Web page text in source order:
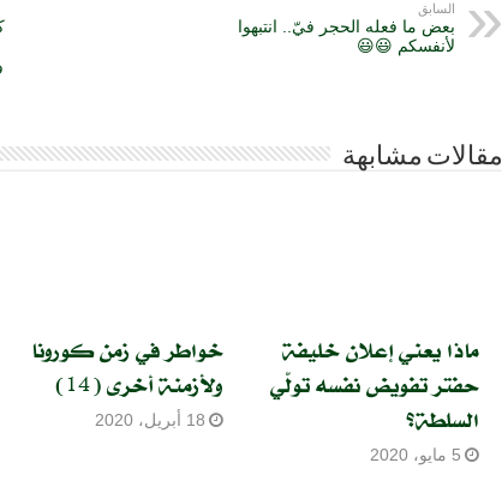
السابق
بعض ما فعله الحجر فيّ.. انتبهوا
لأنفسكم 😃😃
مقالات مشابهة
ماذا يعني إعلان خليفة
حفتر تفويض نفسه تولّي
السلطة؟
5 مايو، 2020
خواطر في زمن كورونا
ولأزمنة أخرى (14)
18 أبريل، 2020